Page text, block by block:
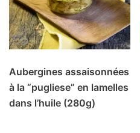
Aubergines assaisonnées
à la “pugliese” en lamelles
dans l’huile (280g)